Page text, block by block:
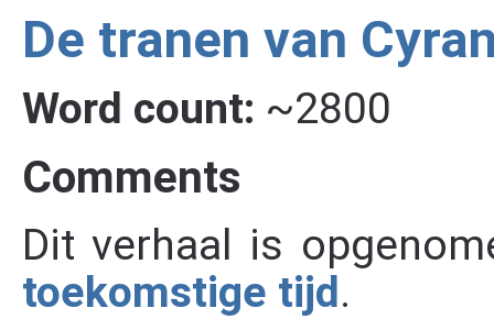
De tranen van
Word count: ~2800
Comments
Dit verhaal is
toekomstige tijd.